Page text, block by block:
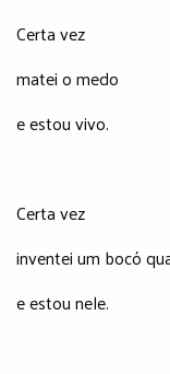
Certa vez
matei o medo
e estou vivo.
Certa vez
inventei um bocó
e estou nele.